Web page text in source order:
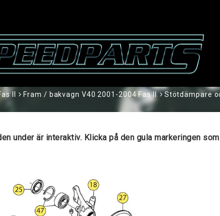
II Fram / bakvagn V40 2001-2004 Fas II Stötdämpare
under är interaktiv. Klicka på den gula markeringen